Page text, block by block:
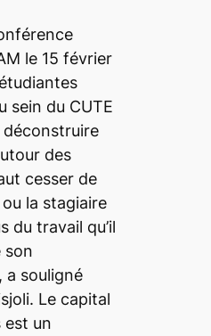
le 15 février
sein du CUTE
des
cesser de
la stagiaire
du travail qu’il
son
, a souligné
Le capital
est un